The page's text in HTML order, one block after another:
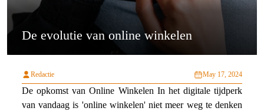
De evolutie van online winkelen
Redactie May 17, 2024
De opkomst van Online Winkelen In het digitale tijdperk
van vandaag is 'online winkelen' niet meer weg te denken